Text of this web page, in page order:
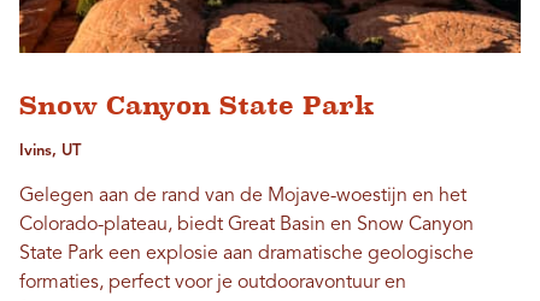
Snow Canyon State Park
Ivins, UT
Gelegen aan de rand van de Mojave-woestijn en het
Colorado-plateau, biedt Great Basin en Snow Canyon
State Park een explosie aan dramatische geologische
formaties, perfect voor je outdooravontuur en